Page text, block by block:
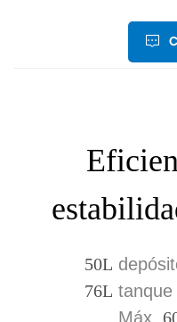
50L
76L
Máx.